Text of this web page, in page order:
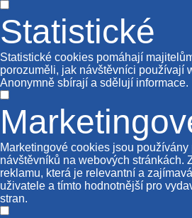
Statistické
Statistické cookies pomáhají
porozuměli, jak návštěvníci používají
Anonymně sbírají a sdělují informace.
Marketingové cookies jsou
návštěvníků na webových stránkách.
reklamu, která je relevantní a
uživatele a tímto hodnotnější pro
stran.